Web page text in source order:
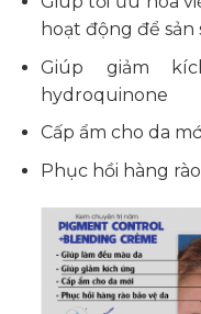
hoạt động để sản
Giúp giảm
hydroquinone
Cấp ẩm cho da
Phục hồi hàng